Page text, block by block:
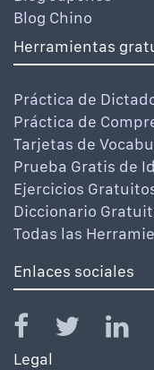
Blog Chino
Herramientas
Práctica de
Práctica de
Tarjetas de
Prueba Gratis de
Ejercicios
Diccionario
Todas las
Enlaces sociales
Legal